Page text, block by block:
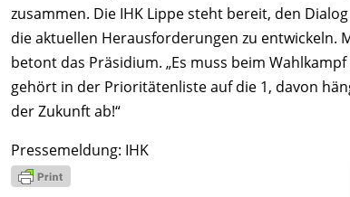
zusammen. Die IHK Lippe steht bereit, den
die aktuellen Herausforderungen zu entwickeln.
betont das Präsidium. „Es muss beim
gehört in der Prioritätenliste auf die 1, davon
der Zukunft ab!“
Pressemeldung: IHK